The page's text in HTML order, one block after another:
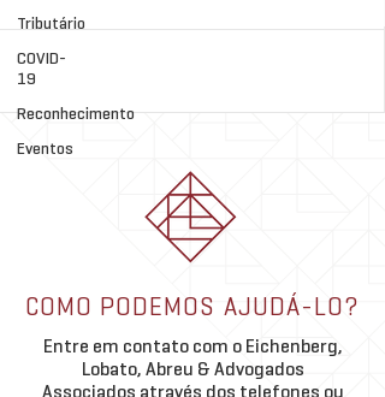
Tributário
COVID-
19
Reconhecimento
Eventos
COMO PODEMOS AJUDÁ-LO?
Entre em contato com o Eichenberg,
Lobato, Abreu & Advogados
Associados através dos telefones ou